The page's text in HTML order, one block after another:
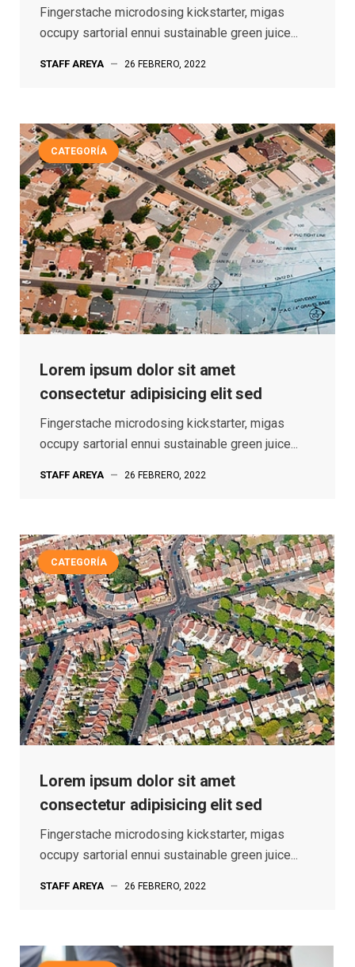
Fingerstache microdosing kickstarter, migas
occupy sartorial ennui sustainable green juice...
STAFF AREYA — 26 FEBRERO, 2022
CATEGORÍA
Lorem ipsum dolor sit amet
consectetur adipisicing elit sed
Fingerstache microdosing kickstarter, migas
occupy sartorial ennui sustainable green juice...
STAFF AREYA — 26 FEBRERO, 2022
CATEGORÍA
Lorem ipsum dolor sit amet
consectetur adipisicing elit sed
Fingerstache microdosing kickstarter, migas
occupy sartorial ennui sustainable green juice...
STAFF AREYA — 26 FEBRERO, 2022